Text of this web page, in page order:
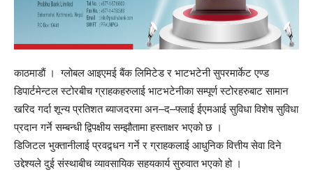
काठमाडाैं । ग्लोबल आइएमई बैंक लिमिटेड र भाटभटेनी सुपरमार्केट एण्ड
डिपार्टमेन्टल स्टोरबीच ग्राहकहरुलाई भाटभटेनीका सम्पूर्ण स्टोरहरुबाट सामान
खरिद गर्दा शून्य प्रतिशत ब्याजदरमा अन–द–फ्लाई ईएमआई सुविधा विशेष सुविधा
प्रदान गर्ने सम्बन्धी द्विपक्षीय सम्झौतामा हस्ताक्षर भएको छ ।
डिजिटल भुक्तानीलाई प्रवद्र्धन गर्ने र ग्राहकलाई आधुनिक वित्तीय सेवा दिने
उद्देश्यले दुई संस्थाबीच व्यावसायिक सहयकार्य सुरुवात भएको हो ।